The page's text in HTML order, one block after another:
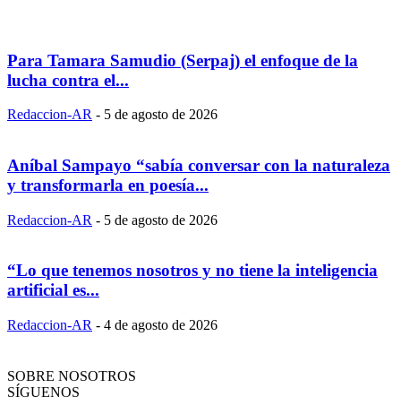
Para Tamara Samudio (Serpaj) el enfoque de la
lucha contra el...
Redaccion-AR - 5 de agosto de 2026
Aníbal Sampayo “sabía conversar con la naturaleza
y transformarla en poesía...
Redaccion-AR - 5 de agosto de 2026
“Lo que tenemos nosotros y no tiene la inteligencia
artificial es...
Redaccion-AR - 4 de agosto de 2026
SOBRE NOSOTROS
SÍGUENOS